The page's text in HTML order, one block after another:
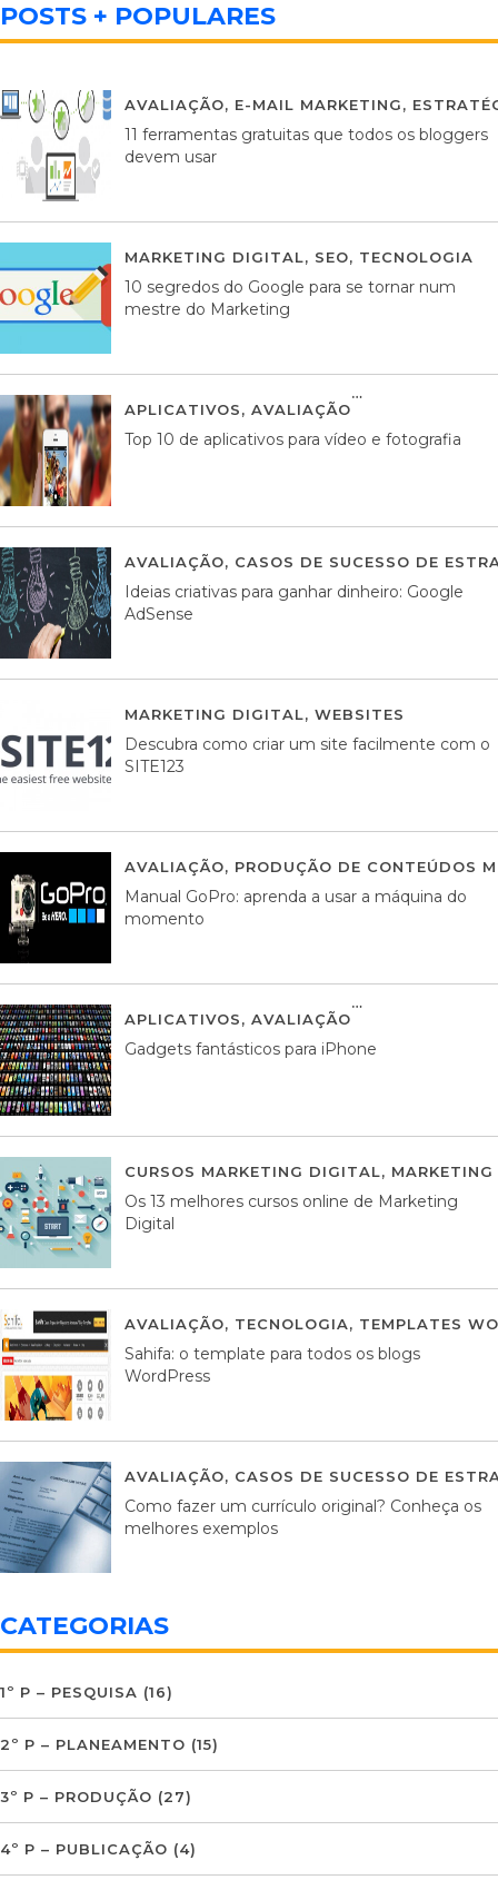
POSTS + POPULARES
AVALIAÇÃO, E-MAIL MARKETING,
11 ferramentas gratuitas que todos os bloggers
devem usar
MARKETING DIGITAL, SEO, TECNOLOGIA
10 segredos do Google para se tornar num
mestre do Marketing
APLICATIVOS, AVALIAÇÃO
Top 10 de aplicativos para vídeo e fotografia
AVALIAÇÃO, CASOS DE SUCESSO DE
Ideias criativas para ganhar dinheiro: Google
AdSense
MARKETING DIGITAL, WEBSITES
Descubra como criar um site facilmente com o
SITE123
AVALIAÇÃO, PRODUÇÃO DE CONTEÚDOS
Manual GoPro: aprenda a usar a máquina do
momento
APLICATIVOS, AVALIAÇÃO
Gadgets fantásticos para iPhone
CURSOS MARKETING DIGITAL,
Os 13 melhores cursos online de Marketing
Digital
AVALIAÇÃO, TECNOLOGIA, TEMPLATES
Sahifa: o template para todos os blogs
WordPress
AVALIAÇÃO, CASOS DE SUCESSO DE
Como fazer um currículo original? Conheça os
melhores exemplos
CATEGORIAS
1º P – PESQUISA (16)
2º P – PLANEAMENTO (15)
3º P – PRODUÇÃO (27)
4º P – PUBLICAÇÃO (4)